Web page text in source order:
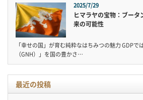
2025/7/29
ヒマラヤの宝物：ブー
来の可能性
「幸せの国」が育む純粋なはちみつの魅力 GDPで
（GNH）」を国の豊かさ…
最近の投稿